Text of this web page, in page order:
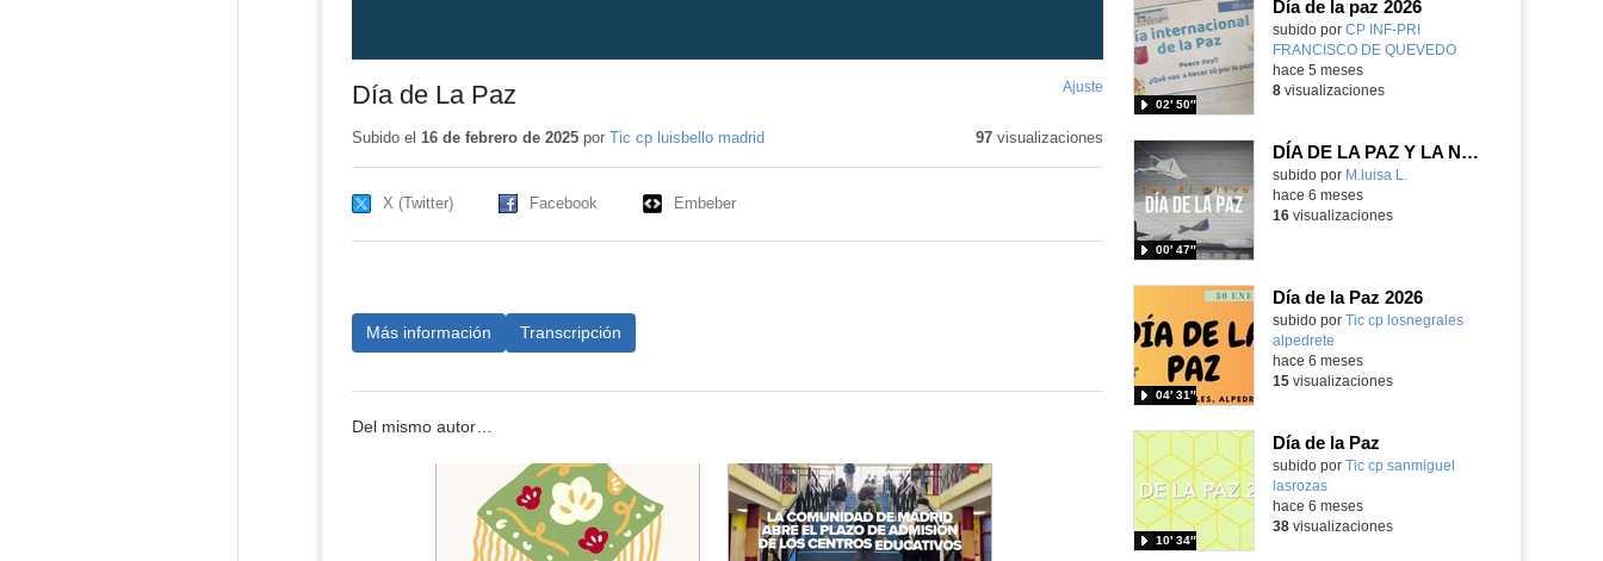
Día de La Paz Ajuste
pantalla
Subido el 16 de febrero de 2025por Tic cp luisbello madrid 97visualizaciones
X (Twitter) Facebook Embeber
Más información Transcripción
Del mismo autor…
Día de la paz 2026
Contenido educativo.
subido por CP INF-PRI
FRANCISCO DE QUEVEDO
02′ 50″
-
hace 5 meses
8visualizaciones
DÍA DE LA PAZ Y LA NO VIOLENCIA
Contenido educativo.
subido por M.luisa L.
00′ 47″
hace 6 meses
16visualizaciones
Día de la Paz 2026
Contenido educativo.
subido por Tic cp losnegrales
alpedrete
04′ 31″
hace 6 meses
15visualizaciones
Día de la Paz
Contenido educativo.
subido por Tic cp sanmiguel
lasrozas
10′ 34″
-
hace 6 meses
38visualizaciones